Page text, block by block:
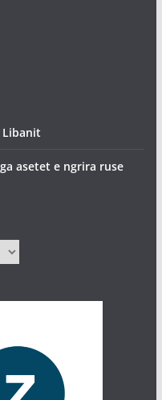
Libanit
asetet e ngrira ruse